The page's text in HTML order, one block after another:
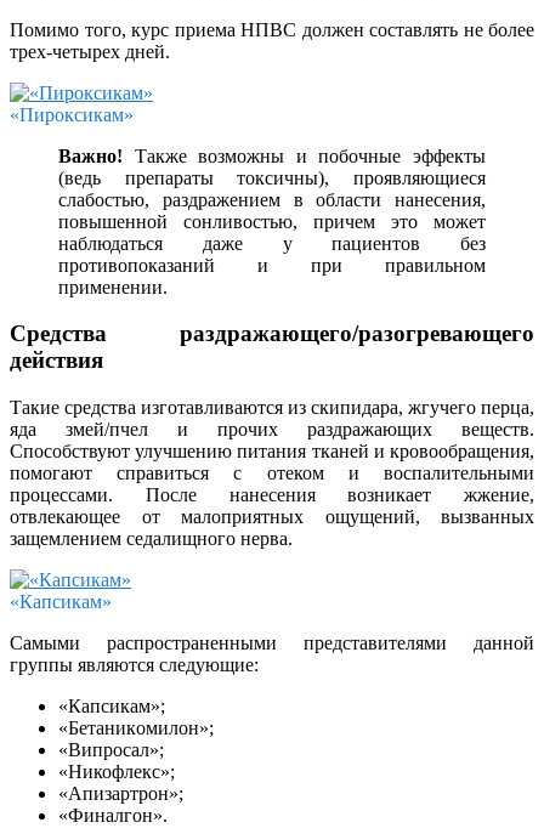
Помимо того, курс приема НПВС должен составлять не более
трех-четырех дней.
«Пироксикам»
Важно! Также возможны и побочные эффекты
(ведь препараты токсичны), проявляющиеся
слабостью, раздражением в области нанесения,
повышенной сонливостью, причем это может
наблюдаться даже у пациентов без
противопоказаний и при правильном
применении.
Средства раздражающего/разогревающего
действия
Такие средства изготавливаются из скипидара, жгучего перца,
яда змей/пчел и прочих раздражающих веществ.
Способствуют улучшению питания тканей и кровообращения,
помогают справиться с отеком и воспалительными
процессами. После нанесения возникает жжение,
отвлекающее от малоприятных ощущений, вызванных
защемлением седалищного нерва.
«Капсикам»
Самыми распространенными представителями данной
группы являются следующие:
«Капсикам»;
«Бeтaникoмилoн»;
«Випросал»;
«Никофлекс»;
«Апизартрон»;
«Финалгон».